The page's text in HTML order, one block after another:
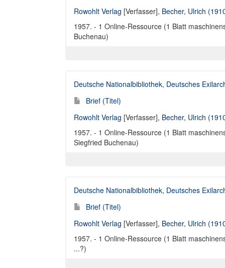
Rowohlt Verlag [Verfasser], Becher, Ulrich
1957. - 1 Online-Ressource (1 Blatt
Buchenau)
Deutsche Nationalbibliothek, Deutsches
Brief (Titel)
Rowohlt Verlag [Verfasser], Becher, Ulrich
1957. - 1 Online-Ressource (1 Blatt
Siegfried Buchenau)
Deutsche Nationalbibliothek, Deutsches
Brief (Titel)
Rowohlt Verlag [Verfasser], Becher, Ulrich
1957. - 1 Online-Ressource (1 Blatt
...?)